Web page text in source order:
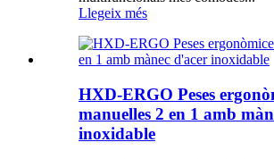
Llegeix més
HXD-ERGO Peses
manuelles 2 en 1 amb
inoxidable